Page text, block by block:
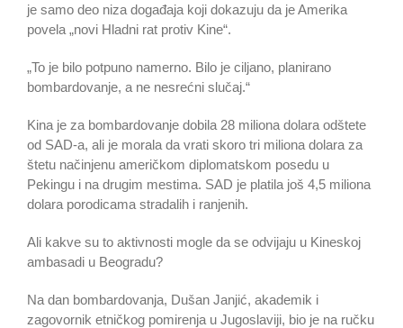
je samo deo niza događaja koji dokazuju da je Amerika
povela „novi Hladni rat protiv Kine“.
„To je bilo potpuno namerno. Bilo je ciljano, planirano
bombardovanje, a ne nesrećni slučaj.“
Kina je za bombardovanje dobila 28 miliona dolara odštete
od SAD-a, ali je morala da vrati skoro tri miliona dolara za
štetu načinjenu američkom diplomatskom posedu u
Pekingu i na drugim mestima. SAD je platila još 4,5 miliona
dolara porodicama stradalih i ranjenih.
Ali kakve su to aktivnosti mogle da se odvijaju u Kineskoj
ambasadi u Beogradu?
Na dan bombardovanja, Dušan Janjić, akademik i
zagovornik etničkog pomirenja u Jugoslaviji, bio je na ručku